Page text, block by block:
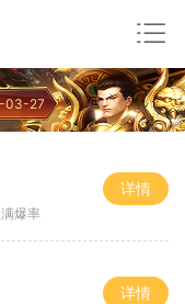
03-27
爆率
详情
详情